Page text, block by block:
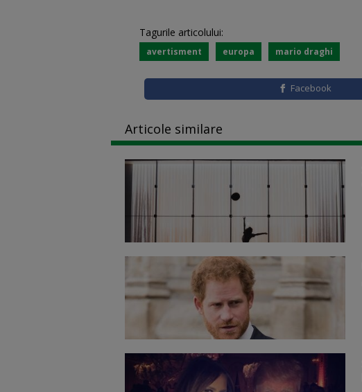
Tagurile articolului:
avertisment europa mario draghi
Facebook
Articole similare